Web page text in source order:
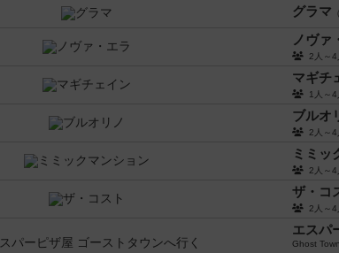
グラマ
ノヴァ
2人～
マギチ
1人～
ブルオ
2人～
ミミッ
2人～
ザ・コ
2人～
エスパ
Ghost